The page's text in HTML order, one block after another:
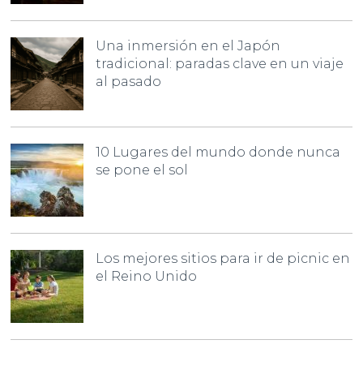
Una inmersión en el Japón
tradicional: paradas clave en un viaje
al pasado
10 Lugares del mundo donde nunca
se pone el sol
Los mejores sitios para ir de picnic en
el Reino Unido